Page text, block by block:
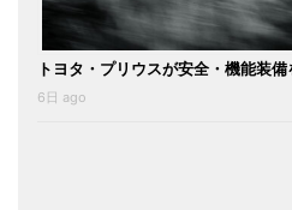
トヨタ・プリウスが安全・機能装
6日 ago